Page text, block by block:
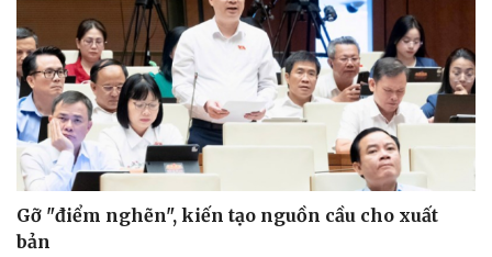
Đại tá Lê Hồng Giang giữ chức Phó Giám đốc Công an
Cao Bằng
Sau 1 tháng sáp nhập tổ dân phố: Công nghệ không thể
thay cán bộ đi gặp dân
QUỐC HỘI